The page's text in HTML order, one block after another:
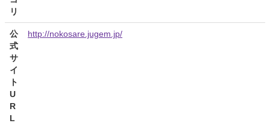
リ
公
式
サ
イ
ト
U
R
L
http://nokosare.jugem.jp/